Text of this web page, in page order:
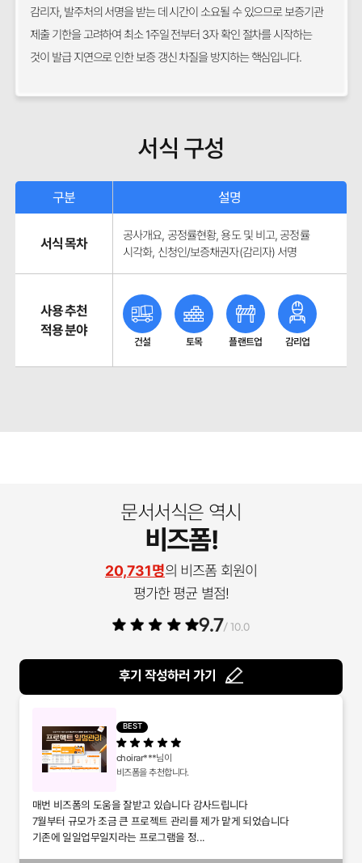
감리자, 발주처의 서명을 받는 데 시간이 소요될 수 있으므로 보증기관
제출 기한을 고려하여 최소 1주일 전부터 3자 확인 절차를 시작하는
것이 발급 지연으로 인한 보증 갱신 차질을 방지하는 핵심입니다.
서식 구성
구분 설명
서식 목차
공사개요, 공정률현황, 용도 및 비고, 공정률
시각화, 신청인/보증채권자(감리자) 서명
사용 추천
적용 분야
건설 토목 플랜트업 감리업
문서서식은 역시
비즈폼!
20,731명의 비즈폼 회원이
평가한 평균 별점!
9.7/ 10.0
후기 작성하러 가기
BEST
choirar***님이
비즈폼을 추천합니다.
매번 비즈폼의 도움을 잘받고 있습니다 감사드립니다
7월부터 규모가 조금 큰 프로젝트 관리를 제가 맡게 되었습니다
기존에 일일업무일지라는 프로그램을 정...